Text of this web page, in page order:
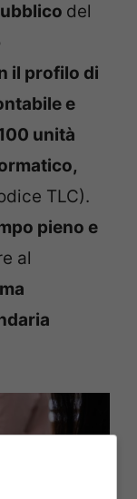
del
il profilo di
e
unità
TLC).
pieno e
al